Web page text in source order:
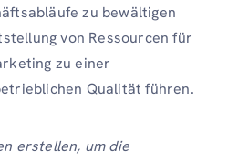
zu bewältigen
von Ressourcen für
zu einer
Qualität führen.
erstellen, um die